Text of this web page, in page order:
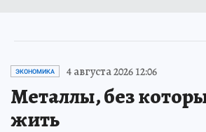
ЭКОНОМИКА 4 августа 2026 12:06
Металлы, без
жить